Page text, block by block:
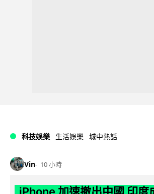
科技娛樂 生活娛樂 城中熱話
Vin 10 小時